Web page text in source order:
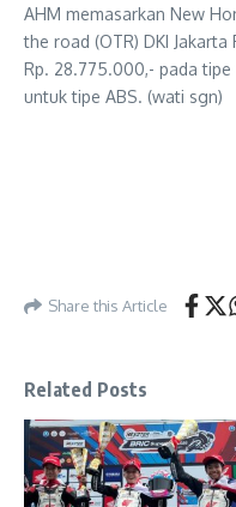
AHM memasarkan New
the road (OTR) DKI
Rp. 28.775.000,- pada tipe
untuk tipe ABS. (wati sgn)
Share this Article
Related Posts